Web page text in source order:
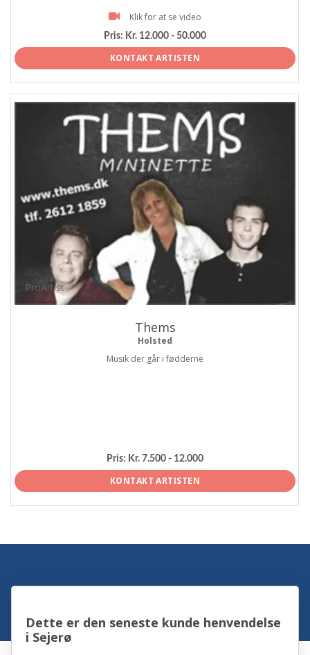
Klik for at se video
Pris: Kr. 12.000 - 50.000
KONTAKT ARTISTEN
ProArtist
Thems
Holsted
Musik der går i fødderne
Pris: Kr. 7.500 - 12.000
KONTAKT ARTISTEN
Dette er den seneste kunde henvendelse
i Sejerø